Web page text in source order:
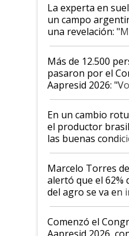
La experta en
un campo
una revelación:
impresionó
Más de 12.500
pasaron por el
Aapresid 2026:
demostrar que
suelo es hablar
sistema
En un cambio
el productor
las buenas
agro argentino
"Los veo más
Marcelo Torres
alertó que el 62%
del agro se va en
"No es bueno
Argentina se
las mismas cosas
Comenzó el